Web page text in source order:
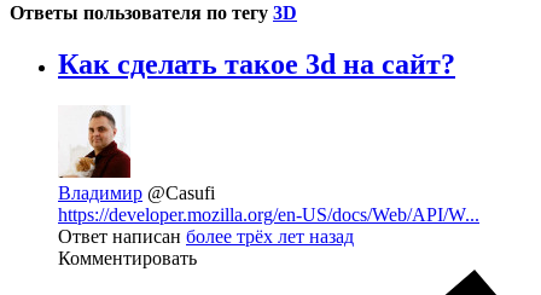
Ответы пользователя по тегу 3D
Как сделать такое 3d на сайт?
Владимир @Casufi
https://developer.mozilla.org/en-US/docs/Web/API/W...
Ответ написан более трёх лет назад
Комментировать